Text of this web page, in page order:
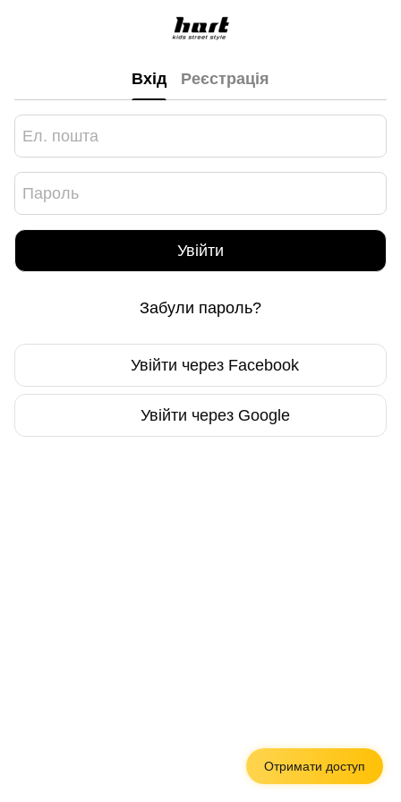
Вхід Реєстрація
Увійти
Забули пароль?
Увійти через Facebook
Увійти через Google
Отримати доступ